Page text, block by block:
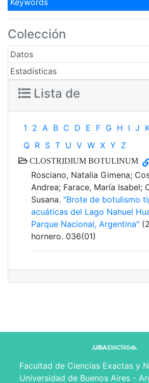
Keywords
Colección
Datos
Estadísticas
Lista de
1 2 A B C D E F G H I J
Q R S T U V W X Y Z
CLOSTRIDIUM BOTULINUM
Rosciano, Natalia Gimena;
Andrea; Farace, María Isabel;
Susana. "Brote de botulismo
acuáticas del Lago Nahuel
Parque Nacional, Argentina"
hornero. 036(01)
Facultad de Ciencias Exactas y
Universidad de Buenos Aires -